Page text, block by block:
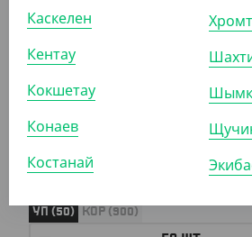
2 270
Салатник OneClick, 250 мл, крафт
УП (50) КОР (900)
Каскелен
Кентау
Кокшетау
Конаев
Костанай